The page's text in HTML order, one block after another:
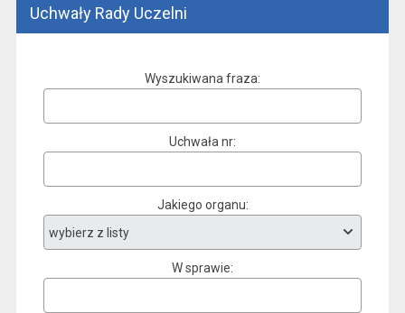
Uchwały Rady Uczelni
Wyszukiwana fraza
Uchwała nr
Jakiego organu
W sprawie